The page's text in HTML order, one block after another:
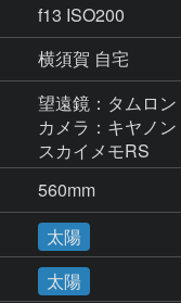
f13 ISO200
横須賀 自宅
望遠鏡：タムロン
カメラ：キヤノン
スカイメモRS
560mm
太陽
太陽